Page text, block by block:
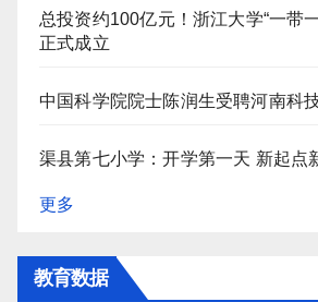
总投资约100亿元！浙江大学“一带
正式成立
中国科学院院士陈润生受聘河南科
渠县第七小学：开学第一天 新起点
更多
教育数据